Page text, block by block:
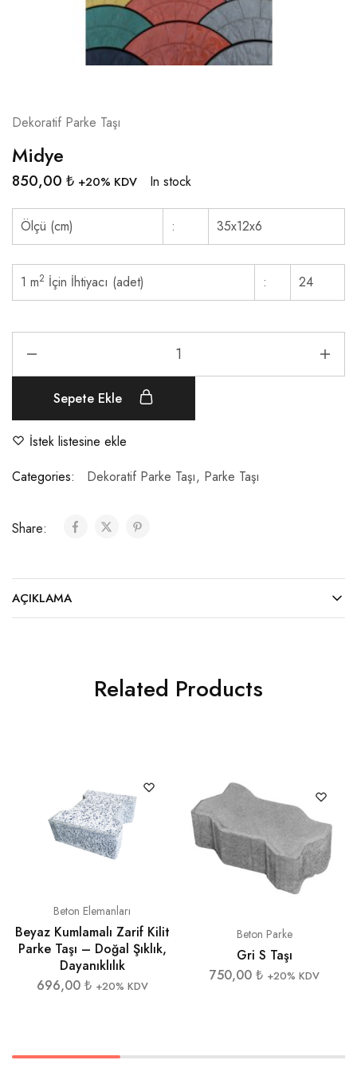
Dekoratif Parke Taşı
Midye
850,00 ₺ +20% KDV In stock
Ölçü (cm) : 35x12x6
1 m2 İçin İhtiyacı (adet) : 24
Sepete Ekle
İstek listesine ekle
Categories:
Dekoratif Parke Taşı, Parke Taşı
Share:
AÇIKLAMA
Related Products
Beton Elemanları
Beyaz Kumlamalı Zarif Kilit
Parke Taşı – Doğal Şıklık,
Dayanıklılık
696,00 ₺ +20% KDV
Beton Parke
Gri S Taşı
750,00₺ +20% KDV